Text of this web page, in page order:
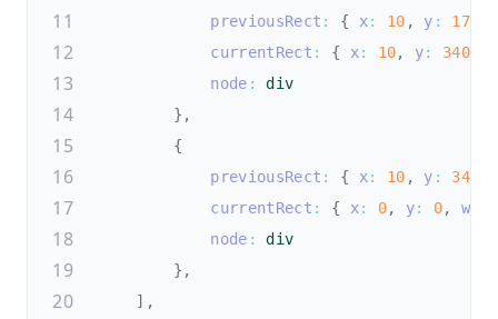
previousRect : { x: 10 , y : 175
currentRect : { x: 10, y: 340
node :
div
} ,
{
previousRect : { x: 10 , y : 340
currentRect : { x: 0, y: 0,
node :
div
} ,
] ,